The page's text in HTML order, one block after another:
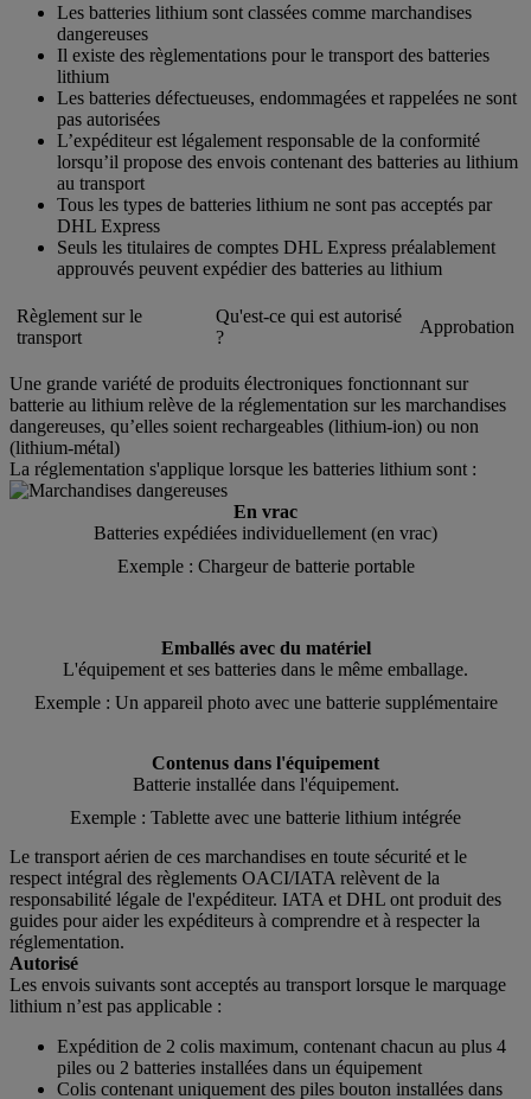
Les batteries lithium sont classées comme marchandises
dangereuses
Il existe des règlementations pour le transport des batteries
lithium
Les batteries défectueuses, endommagées et rappelées ne sont
pas autorisées
L’expéditeur est légalement responsable de la conformité
lorsqu’il propose des envois contenant des batteries au lithium
au transport
Tous les types de batteries lithium ne sont pas acceptés par
DHL Express
Seuls les titulaires de comptes DHL Express préalablement
approuvés peuvent expédier des batteries au lithium
Règlement sur le
transport
Qu'est-ce qui est autorisé
?
Approbation
Une grande variété de produits électroniques fonctionnant sur
batterie au lithium relève de la réglementation sur les marchandises
dangereuses, qu’elles soient rechargeables (lithium-ion) ou non
(lithium-métal)
La réglementation s'applique lorsque les batteries lithium sont :
En vrac
Batteries expédiées individuellement (en vrac)
Exemple : Chargeur de batterie portable
Emballés avec du matériel
L'équipement et ses batteries dans le même emballage.
Exemple : Un appareil photo avec une batterie supplémentaire
Contenus dans l'équipement
Batterie installée dans l'équipement.
Exemple : Tablette avec une batterie lithium intégrée
Le transport aérien de ces marchandises en toute sécurité et le
respect intégral des règlements OACI/IATA relèvent de la
responsabilité légale de l'expéditeur. IATA et DHL ont produit des
guides pour aider les expéditeurs à comprendre et à respecter la
réglementation.
Autorisé
Les envois suivants sont acceptés au transport lorsque le marquage
lithium n’est pas applicable :
Expédition de 2 colis maximum, contenant chacun au plus 4
piles ou 2 batteries installées dans un équipement
Colis contenant uniquement des piles bouton installées dans